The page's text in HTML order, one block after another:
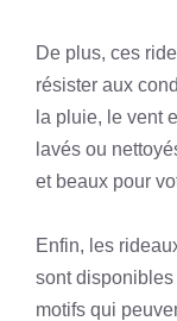
De plus, ces
résister aux
la pluie, le vent
lavés ou
et beaux pour
Enfin, les
sont
motifs qui